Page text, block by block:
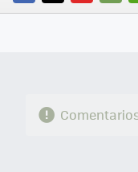
FACEBOOK
TWITTERFLIPBOARD
E-